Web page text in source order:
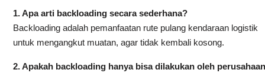
1. Apa arti backloading secara sederhana?
Backloading adalah pemanfaatan rute pulang kendaraan logistik
untuk mengangkut muatan, agar tidak kembali kosong.
2. Apakah backloading hanya bisa dilakukan oleh perusahaan